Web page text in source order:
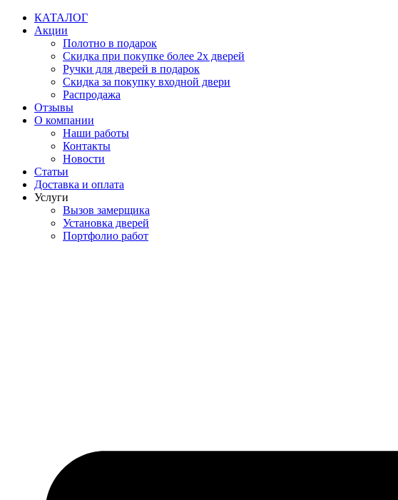
Перейти
содержимому
КАТАЛОГ
Акции
Полотно в подарок
Скидка при покупке более 2х дверей
Ручки для дверей в подарок
Скидка за покупку входной двери
Распродажа
Отзывы
О компании
Наши работы
Контакты
Новости
Статьи
Доставка и оплата
Услуги
Вызов замерщика
Установка дверей
Портфолио работ